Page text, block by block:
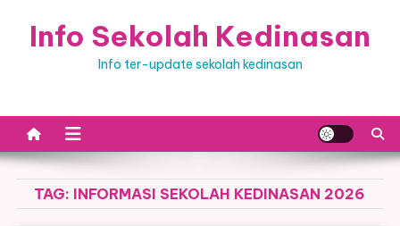
Info Sekolah Kedinasan
Info ter-update sekolah kedinasan
TAG: INFORMASI SEKOLAH KEDINASAN 2026